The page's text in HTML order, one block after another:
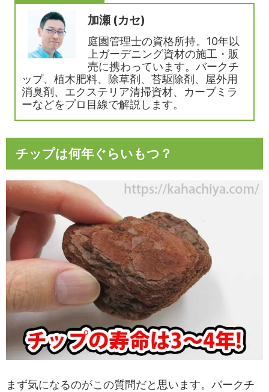
加瀬 (カセ)
庭園管理士の資格所持。10年以
上ガーデニング資材の施工・販
売に携わっています。バークチ
ップ、植木肥料、除草剤、苔駆除剤、屋外用
消臭剤、エクステリア清掃資材、カーブミラ
ーなどをプロ目線で解説します。
チップは何年ぐらいもつ？
まず気になるのがこの質問だと思います。バークチ